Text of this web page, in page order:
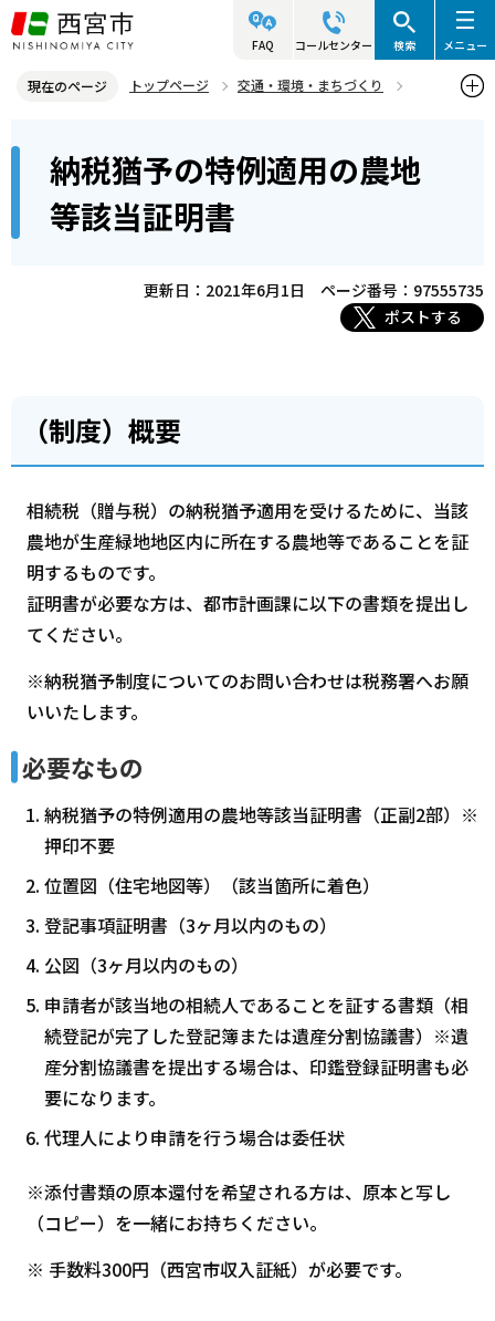
こ
の
ジ
頭
FAQ コールセンター 検索 メニュー
現在のページ トップページ
交通・環境・まちづくり
生産緑地に関する届出・申請
納税猶予の特例適用の農地
等該当証明書
更新日：2021年6月1日
ページ番号：97555735
ポストする
（制度）概要
相続税（贈与税）の納税猶予適用を受けるために、当該
農地が生産緑地地区内に所在する農地等であることを証
明するものです。
証明書が必要な方は、都市計画課に以下の書類を提出し
てください。
※納税猶予制度についてのお問い合わせは税務署へお願
いいたします。
必要なもの
納税猶予の特例適用の農地等該当証明書（正副2部）※
押印不要
位置図（住宅地図等）（該当箇所に着色）
登記事項証明書（3ヶ月以内のもの）
公図（3ヶ月以内のもの）
申請者が該当地の相続人であることを証する書類（相
続登記が完了した登記簿または遺産分割協議書）※遺
産分割協議書を提出する場合は、印鑑登録証明書も必
要になります。
代理人により申請を行う場合は委任状
※添付書類の原本還付を希望される方は、原本と写し
（コピー）を一緒にお持ちください。
※ 手数料300円（西宮市収入証紙）が必要です。